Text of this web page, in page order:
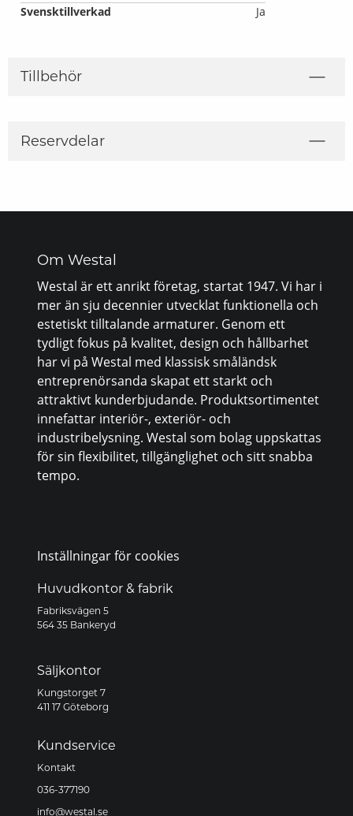
Svensktillverkad
Ja
Tillbehör
Reservdelar
Om Westal
Westal är ett anrikt företag, startat 1947. Vi har i
mer än sju decennier utvecklat funktionella och
estetiskt tilltalande armaturer. Genom ett
tydligt fokus på kvalitet, design och hållbarhet
har vi på Westal med klassisk småländsk
entreprenörsanda skapat ett starkt och
attraktivt kunderbjudande. Produktsortimentet
innefattar interiör-, exteriör- och
industribelysning. Westal som bolag uppskattas
för sin flexibilitet, tillgänglighet och sitt snabba
tempo.
Inställningar för cookies
Huvudkontor & fabrik
Fabriksvägen 5
564 35 Bankeryd
Säljkontor
Kungstorget 7
411 17 Göteborg
Kundservice
Kontakt
036-377190
info@westal.se